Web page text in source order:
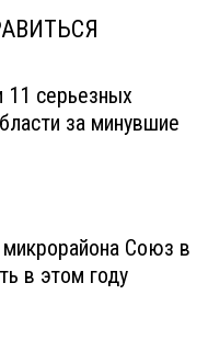
11 серьезных
за минувшие
Союз в
в этом году